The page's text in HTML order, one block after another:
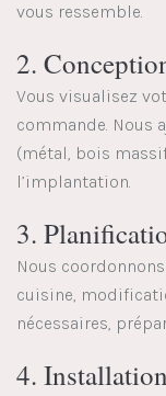
vous ressemble.
2.
Vous visualisez
commande. Nous
(métal, bois
l’implantation.
3.
Nous
cuisine,
nécessaires,
4.